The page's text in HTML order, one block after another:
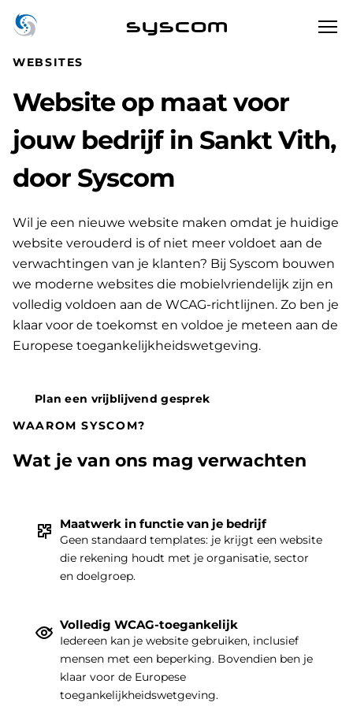
syscom
|
WEBSITES
Website op maat voor
jouw bedrijf in Sankt Vith,
door Syscom
Wil je een nieuwe website maken omdat je huidige
website verouderd is of niet meer voldoet aan de
verwachtingen van je klanten? Bij Syscom bouwen
we moderne websites die mobielvriendelijk zijn en
volledig voldoen aan de WCAG-richtlijnen. Zo ben je
klaar voor de toekomst en voldoe je meteen aan de
Europese toegankelijkheidswetgeving.
Plan een vrijblijvend gesprek
WAAROM SYSCOM?
Wat je van ons mag verwachten
Maatwerk in functie van je bedrijf
Geen standaard templates: je krijgt een website
die rekening houdt met je organisatie, sector
en doelgroep.
Volledig WCAG-toegankelijk
Iedereen kan je website gebruiken, inclusief
mensen met een beperking. Bovendien ben je
klaar voor de Europese
toegankelijkheidswetgeving.